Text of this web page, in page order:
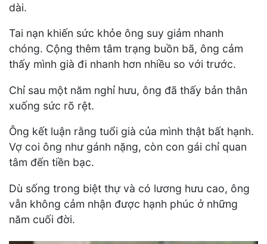
dài.
Tai nạn khiến sức khỏe ông suy giảm nhanh
chóng. Cộng thêm tâm trạng buồn bã, ông cảm
thấy mình già đi nhanh hơn nhiều so với trước.
Chỉ sau một năm nghỉ hưu, ông đã thấy bản thân
xuống sức rõ rệt.
Ông kết luận rằng tuổi già của mình thật bất hạnh.
Vợ coi ông như gánh nặng, còn con gái chỉ quan
tâm đến tiền bạc.
Dù sống trong biệt thự và có lương hưu cao, ông
vẫn không cảm nhận được hạnh phúc ở những
năm cuối đời.